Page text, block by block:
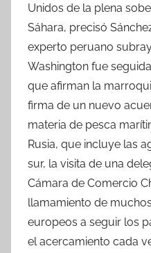
Unidos de la plena
Sáhara, precisó
experto peruano
Washington fue
que afirman la
firma de un nuevo
materia de pesca
Rusia, que incluye las
sur, la visita de una
Cámara de Comercio
llamamiento de
europeos a seguir los
el acercamiento cada